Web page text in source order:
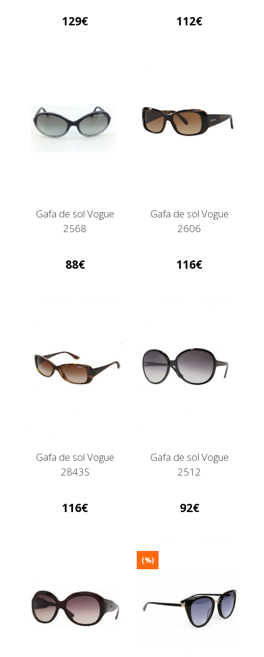
129 112
Gafa de sol Vogue
2568
88
Gafa de sol Vogue
2606
116
Gafa de sol Vogue
2843S
116
Gafa de sol Vogue
2512
92
(%)